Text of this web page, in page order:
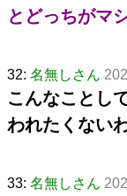
とどっちがマ
32: 名無しさん
こんなことし
われたくない
33: 名無しさん